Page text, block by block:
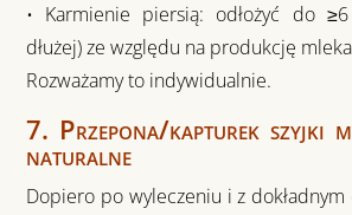
• Karmienie piersią: odłożyć do
dłużej) ze względu na produkcję
Rozważamy to indywidualnie.
7. Przepona/kapturek szyjki
naturalne
Dopiero po wyleczeniu i z